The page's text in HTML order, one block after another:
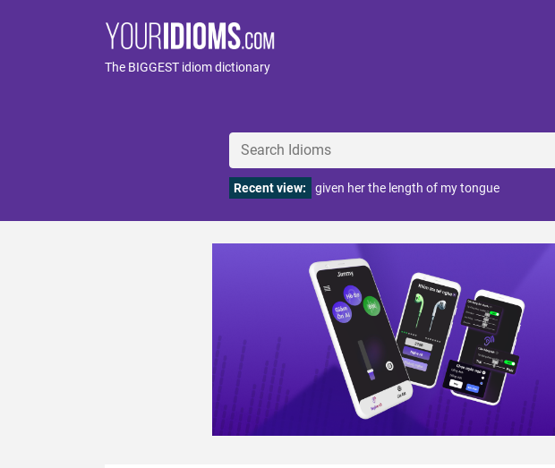
The BIGGEST idiom dictionary
Recent view: given her the length of my tongue